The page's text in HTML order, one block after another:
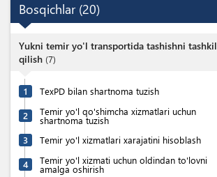
Bosqichlar (20)
Yukni temir yo'l transportida tashishni tashkil
qilish (7)
1 TexPD bilan shartnoma tuzish
2 Temir yo'l qo'shimcha xizmatlari uchun
shartnoma tuzish
3
Temir yo'l xizmatlari xarajatini hisoblash
4 Temir yo'l xizmati uchun oldindan to'lovni
amalga oshirish